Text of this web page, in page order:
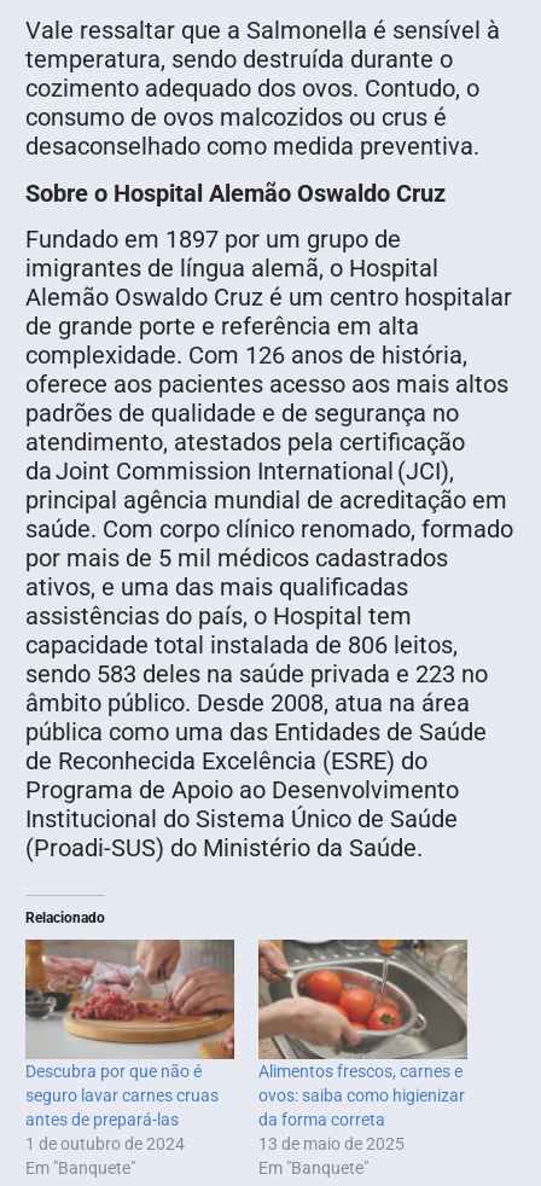
Vale ressaltar que a Salmonella é sensível à
temperatura, sendo destruída durante o
cozimento adequado dos ovos. Contudo, o
consumo de ovos malcozidos ou crus é
desaconselhado como medida preventiva.
Sobre o Hospital Alemão Oswaldo Cruz
Fundado em 1897 por um grupo de
imigrantes de língua alemã, o Hospital
Alemão Oswaldo Cruz é um centro hospitalar
de grande porte e referência em alta
complexidade. Com 126 anos de história,
oferece aos pacientes acesso aos mais altos
padrões de qualidade e de segurança no
atendimento, atestados pela certificação
da Joint Commission International (JCI),
principal agência mundial de acreditação em
saúde. Com corpo clínico renomado, formado
por mais de 5 mil médicos cadastrados
ativos, e uma das mais qualificadas
assistências do país, o Hospital tem
capacidade total instalada de 806 leitos,
sendo 583 deles na saúde privada e 223 no
âmbito público. Desde 2008, atua na área
pública como uma das Entidades de Saúde
de Reconhecida Excelência (ESRE) do
Programa de Apoio ao Desenvolvimento
Institucional do Sistema Único de Saúde
(Proadi-SUS) do Ministério da Saúde.
Relacionado
Descubra por que não é
seguro lavar carnes cruas
antes de prepará-las
1 de outubro de 2024
Em "Banquete"
Alimentos frescos, carnes e
ovos: saiba como higienizar
da forma correta
13 de maio de 2025
Em "Banquete"